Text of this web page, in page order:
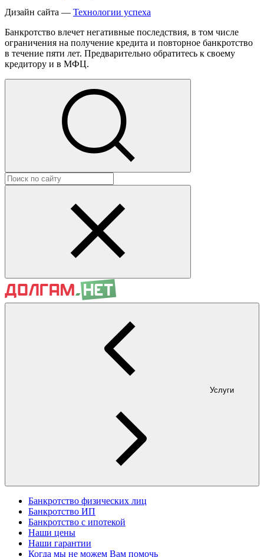
Дизайн сайта — Технологии успеха
Банкротство влечет негативные последствия, в том числе
ограничения на получение кредита и повторное банкротство
в течение пяти лет. Предварительно обратитесь к своему
кредитору и в МФЦ.
Услуги
Банкротство физических лиц
Банкротство ИП
Банкротство с ипотекой
Наши цены
Наши гарантии
Когда мы не можем Вам помочь